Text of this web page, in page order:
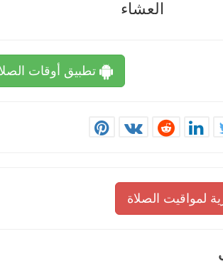
العشاء
تطبيق أوقات
لمواقيت الصلاة